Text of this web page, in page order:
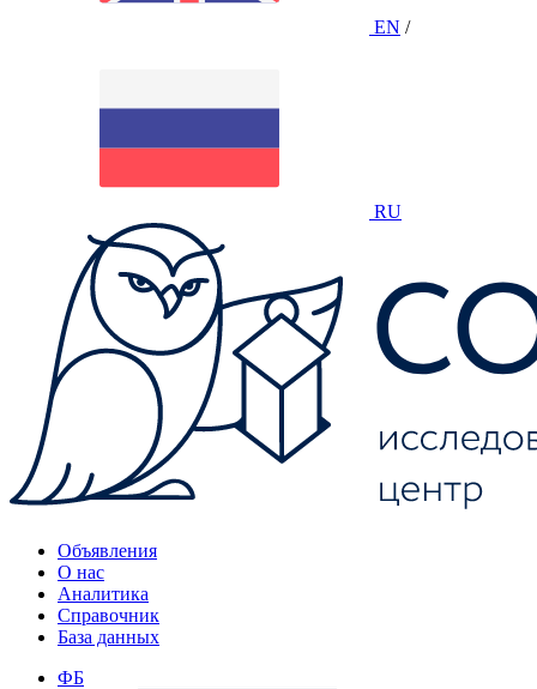
EN /
RU
Объявления
О нас
Аналитика
Справочник
База данных
ФБ